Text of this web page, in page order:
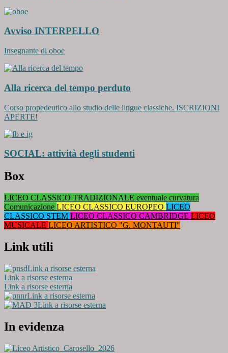
Avviso INTERPELLO
Insegnante di oboe
Alla ricerca del tempo perduto
Corso propedeutico allo studio delle lingue classiche. ISCRIZIONI
APERTE!
SOCIAL: attività degli studenti
Box
LICEO CLASSICO TRADIZIONALE eventuale curvatura
Comunicazione LICEO CLASSICO EUROPEO LICEO
CLASSICO STEM LICEO CLASSICO CAMBRIDGE LICEO
MUSICALE LICEO ARTISTICO "G. MONTAUTI"
Link utili
Link a risorse esterna
Link a risorse esterna
Link a risorse esterna
Link a risorse esterna
Link a risorse esterna
In evidenza